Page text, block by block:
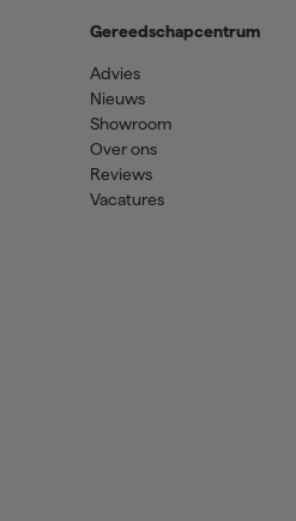
Gereedschapcentrum
Advies
Nieuws
Showroom
Over ons
Reviews
Vacatures